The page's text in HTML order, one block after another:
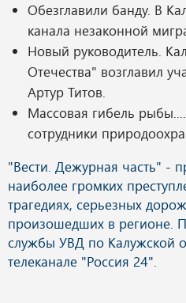
Обезглавили банду. В
канала незаконной
Новый руководитель.
Отечества" возглавил
Артур Титов.
Массовая гибель
сотрудники